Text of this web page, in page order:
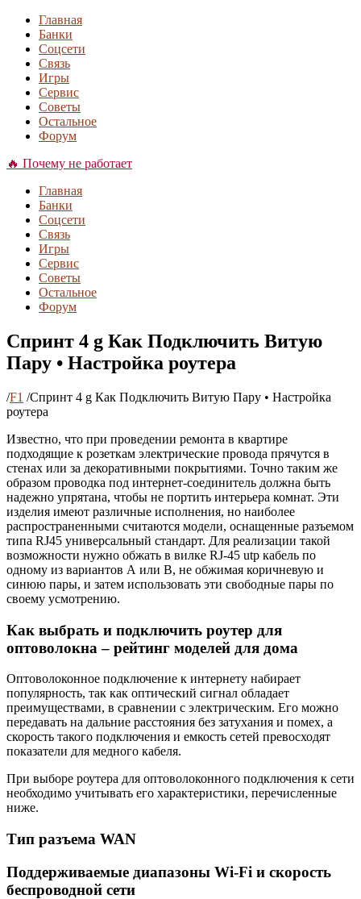
Главная
Банки
Соцсети
Связь
Игры
Сервис
Советы
Остальное
Форум
🔥 Почему не работает
Главная
Банки
Соцсети
Связь
Игры
Сервис
Советы
Остальное
Форум
Спринт 4 g Как Подключить Витую
Пару • Настройка роутера
/F1 /Спринт 4 g Как Подключить Витую Пару • Настройка
роутера
Известно, что при проведении ремонта в квартире
подходящие к розеткам электрические провода прячутся в
стенах или за декоративными покрытиями. Точно таким же
образом проводка под интернет-соединитель должна быть
надежно упрятана, чтобы не портить интерьера комнат. Эти
изделия имеют различные исполнения, но наиболее
распространенными считаются модели, оснащенные разъемом
типа RJ45 универсальный стандарт. Для реализации такой
возможности нужно обжать в вилке RJ-45 utp кабель по
одному из вариантов А или В, не обжимая коричневую и
синюю пары, и затем использовать эти свободные пары по
своему усмотрению.
Как выбрать и подключить роутер для
оптоволокна – рейтинг моделей для дома
Оптоволоконное подключение к интернету набирает
популярность, так как оптический сигнал обладает
преимуществами, в сравнении с электрическим. Его можно
передавать на дальние расстояния без затухания и помех, а
скорость такого подключения и емкость сетей превосходят
показатели для медного кабеля.
При выборе роутера для оптоволоконного подключения к сети
необходимо учитывать его характеристики, перечисленные
ниже.
Тип разъема WAN
Поддерживаемые диапазоны Wi-Fi и скорость
беспроводной сети